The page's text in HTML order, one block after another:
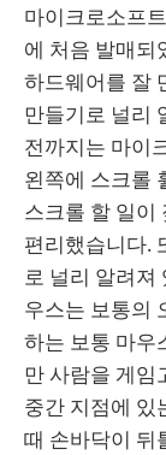
마이크로소프
에 처음 발매되
하드웨어를 잘
만들기로 널리
전까지는 마이
왼쪽에 스크롤
스크롤 할 일이
편리했습니다.
로 널리 알려
우스는 보통의
하는 보통 마우
만 사람을 게임
중간 지점에 있
때 손바닥이 뒤